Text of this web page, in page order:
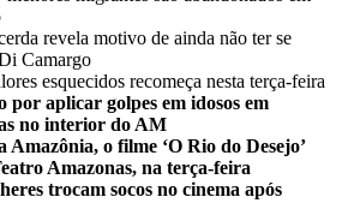
revela motivo de ainda não ter se
Camargo
esquecidos recomeça nesta terça-feira
por aplicar golpes em idosos em
no interior do AM
Amazônia, o filme ‘O Rio do Desejo’
Amazonas, na terça-feira
trocam socos no cinema após